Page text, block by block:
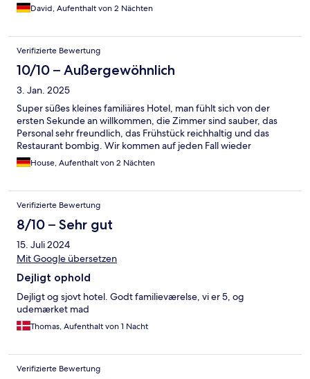
David, Aufenthalt von 2 Nächten
Verifizierte Bewertung
10/10 – Außergewöhnlich
3. Jan. 2025
Super süßes kleines familiäres Hotel, man fühlt sich von der
ersten Sekunde an willkommen, die Zimmer sind sauber, das
Personal sehr freundlich, das Frühstück reichhaltig und das
Restaurant bombig. Wir kommen auf jeden Fall wieder
House, Aufenthalt von 2 Nächten
Verifizierte Bewertung
8/10 – Sehr gut
15. Juli 2024
Mit Google übersetzen
Dejligt ophold
Dejligt og sjovt hotel. Godt familieværelse, vi er 5, og
udemærket mad
Thomas, Aufenthalt von 1 Nacht
Verifizierte Bewertung